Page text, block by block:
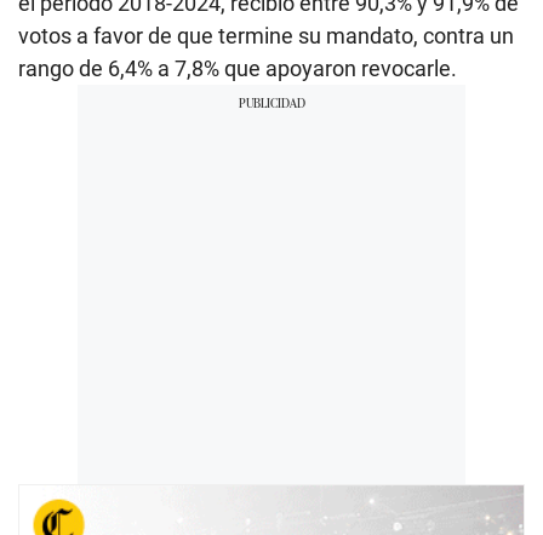
votos a favor de que termine su mandato, contra un
rango de 6,4% a 7,8% que apoyaron revocarle.